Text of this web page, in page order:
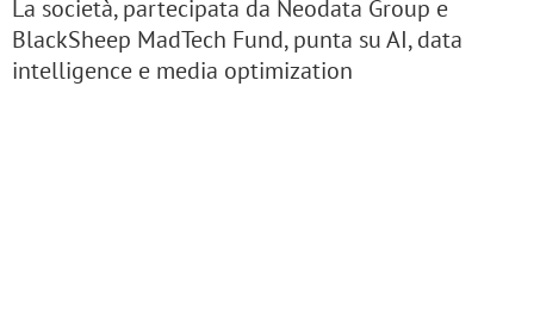
La società, partecipata da Neodata Group e
BlackSheep MadTech Fund, punta su AI, data
intelligence e media optimization